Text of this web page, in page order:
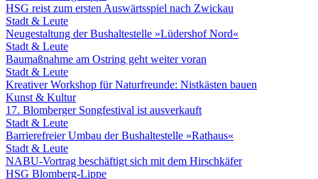
HSG reist zum ersten Auswärtsspiel nach Zwickau
Stadt & Leute
Neugestaltung der Bushaltestelle »Lüdershof Nord«
Stadt & Leute
Baumaßnahme am Ostring geht weiter voran
Stadt & Leute
Kreativer Workshop für Naturfreunde: Nistkästen bauen
Kunst & Kultur
17. Blomberger Songfestival ist ausverkauft
Stadt & Leute
Barrierefreier Umbau der Bushaltestelle »Rathaus«
Stadt & Leute
NABU-Vortrag beschäftigt sich mit dem Hirschkäfer
HSG Blomberg-Lippe